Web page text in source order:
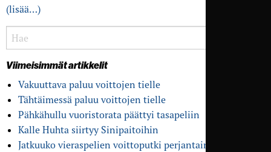
(lisää…)
Viimeisimmät artikkelit
Vakuuttava paluu voittojen tielle
Tähtäimessä paluu voittojen tielle
Pähkähullu vuoristo­rata päättyi tasapeliin
Kalle Huhta siirtyy Sinipaitoihin
Jatkuuko vieras­pelien voitto­putki perjantaina?